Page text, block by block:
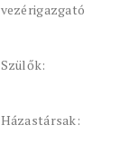
vezérigazgató
Szülők:
Házastársak: